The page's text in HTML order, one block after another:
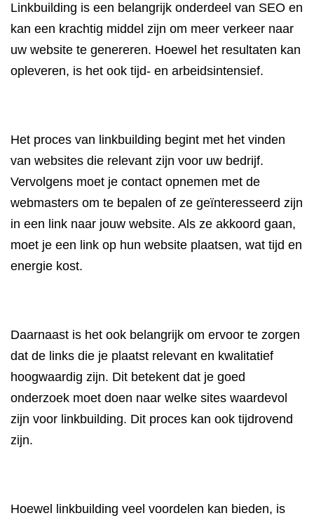
Linkbuilding is een belangrijk onderdeel van SEO en
kan een krachtig middel zijn om meer verkeer naar
uw website te genereren. Hoewel het resultaten kan
opleveren, is het ook tijd- en arbeidsintensief.
Het proces van linkbuilding begint met het vinden
van websites die relevant zijn voor uw bedrijf.
Vervolgens moet je contact opnemen met de
webmasters om te bepalen of ze geïnteresseerd zijn
in een link naar jouw website. Als ze akkoord gaan,
moet je een link op hun website plaatsen, wat tijd en
energie kost.
Daarnaast is het ook belangrijk om ervoor te zorgen
dat de links die je plaatst relevant en kwalitatief
hoogwaardig zijn. Dit betekent dat je goed
onderzoek moet doen naar welke sites waardevol
zijn voor linkbuilding. Dit proces kan ook tijdrovend
zijn.
Hoewel linkbuilding veel voordelen kan bieden, is